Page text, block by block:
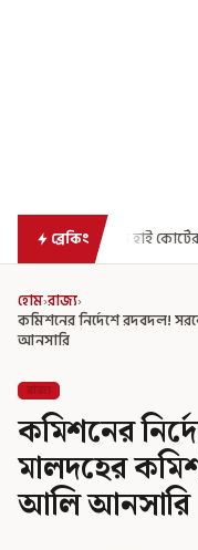
ব্রেকিংথেঁতলানো মাথা-
হোম›রাজ্য›
কমিশনের নির্দেশে রদবদল!
আনসারি
রাজ্য
কমিশনের
মালদহের
আলি আনসারি